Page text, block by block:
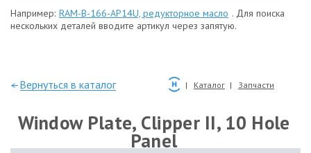
Например: RAM-B-166-AP14U, редукторное масло . Для поиска
нескольких деталей вводите артикул через запятую.
—Вернуться в каталог Каталог Запчасти
Window Plate, Clipper II, 10 Hole
Panel